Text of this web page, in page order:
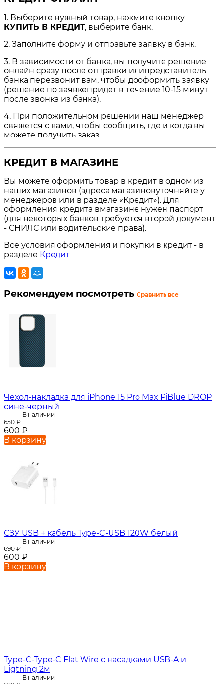
1. Выберите нужный товар, нажмите кнопку
КУПИТЬ В КРЕДИТ, выберите банк.
2. Заполните форму и отправьте заявку в банк.
3. В зависимости от банка, вы получите решение
онлайн сразу после отправки илипредставитель
банка перезвонит вам, чтобы дооформить заявку
(решение по заявкепридет в течение 10-15 минут
после звонка из банка).
4. При положительном решении наш менеджер
свяжется с вами, чтобы сообщить, где и когда вы
можете получить заказ.
КРЕДИТ В МАГАЗИНЕ
Вы можете оформить товар в кредит в одном из
наших магазинов (адреса магазиновуточняйте у
менеджеров или в разделе «Кредит»). Для
оформления кредита вмагазине нужен паспорт
(для некоторых банков требуется второй документ
- СНИЛС или водительские права).
Все условия оформления и покупки в кредит - в
разделе Кредит
Рекомендуем посмотреть Сравнить все
Чехол-накладка для iPhone 15 Pro Max PiBlue DROP
сине-черный
В наличии
650 ₽
600 ₽
В корзину
СЗУ USB + кабель Type-C-USB 120W белый
В наличии
690 ₽
600 ₽
В корзину
Type-C-Type-C Flat Wire c насадками USB-A и
Ligtning 2м
В наличии